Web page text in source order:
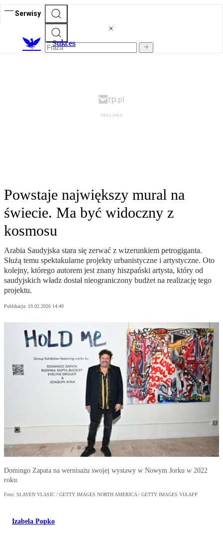
Serwisy
Sukces
Powstaje największy mural na
świecie. Ma być widoczny z
kosmosu
Arabia Saudyjska stara się zerwać z wizerunkiem petrogiganta.
Służą temu spektakularne projekty urbanistyczne i artystyczne. Oto
kolejny, którego autorem jest znany hiszpański artysta, który od
saudyjskich władz dostał nieograniczony budżet na realizację tego
projektu.
Publikacja: 19.02.2026 14:40
Domingo Zapata na wernisażu swojej wystawy w Nowym Jorku w 2022
roku.
Foto: SLAVEN VLASIC / GETTY IMAGES NORTH AMERICA / GETTY IMAGES VIA AFP
Izabela Popko